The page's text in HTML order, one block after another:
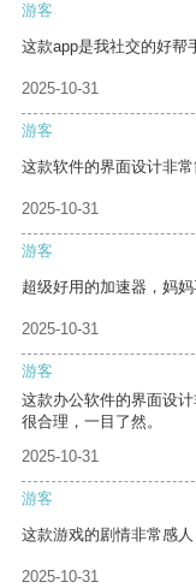
游客
这款app是我社交的好帮
2025-10-31
游客
这款软件的界面设计非常
2025-10-31
游客
超级好用的加速器，妈
2025-10-31
游客
这款办公软件的界面设
很合理，一目了然。
2025-10-31
游客
这款游戏的剧情非常感人
2025-10-31